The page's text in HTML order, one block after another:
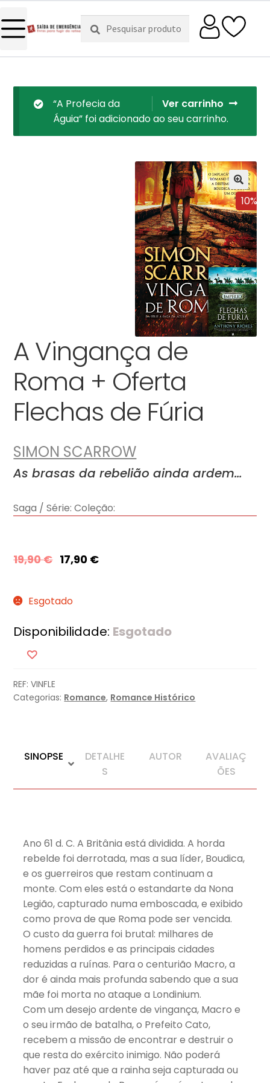
Pesquisar
por:
Pesquisa
Ver carrinho
“A Profecia da
Águia” foi adicionado ao seu carrinho.
10%
A Vingança de
Roma + Oferta
Flechas de Fúria
SIMON SCARROW
As brasas da rebelião ainda ardem…
Saga / Série: Coleção:
19,90€ 17,90 €
Esgotado
Disponibilidade: Esgotado
REF:VINFLE
Categorias: Romance, Romance Histórico
SINOPSE
DETALHE
S
AUTOR
AVALIAÇ
ÕES
Ano 61 d. C. A Britânia está dividida. A horda
rebelde foi derrotada, mas a sua líder, Boudica,
e os guerreiros que restam continuam a
monte. Com eles está o estandarte da Nona
Legião, capturado numa emboscada, e exibido
como prova de que Roma pode ser vencida.
O custo da guerra foi brutal: milhares de
homens perdidos e as principais cidades
reduzidas a ruínas. Para o centurião Macro, a
dor é ainda mais profunda sabendo que a sua
mãe foi morta no ataque a Londinium.
Com um desejo ardente de vingança, Macro e
o seu irmão de batalha, o Prefeito Cato,
recebem a missão de encontrar e destruir o
que resta do exército inimigo. Não poderá
haver paz até que a rainha seja capturada ou